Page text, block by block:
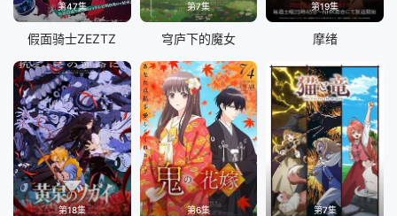
第47集
假面骑士ZEZTZ
第7集
穹庐下的魔女
第19集
摩绪
第18集 第6集 第7集